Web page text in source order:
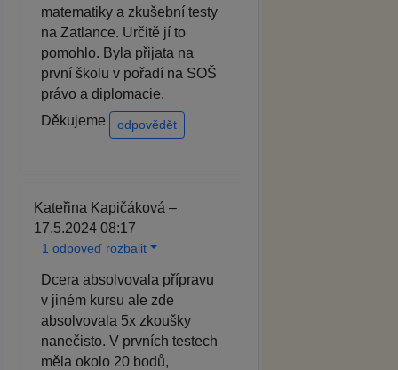
matematiky a zkušební testy
na Zatlance. Určitě jí to
pomohlo. Byla přijata na
první školu v pořadí na SOŠ
právo a diplomacie.
Děkujeme
odpovědět
Kateřina Kapičáková –
17.5.2024 08:17
1 odpoveď rozbalit
Dcera absolvovala přípravu
v jiném kursu ale zde
absolvovala 5x zkoušky
nanečisto. V prvních testech
měla okolo 20 bodů,